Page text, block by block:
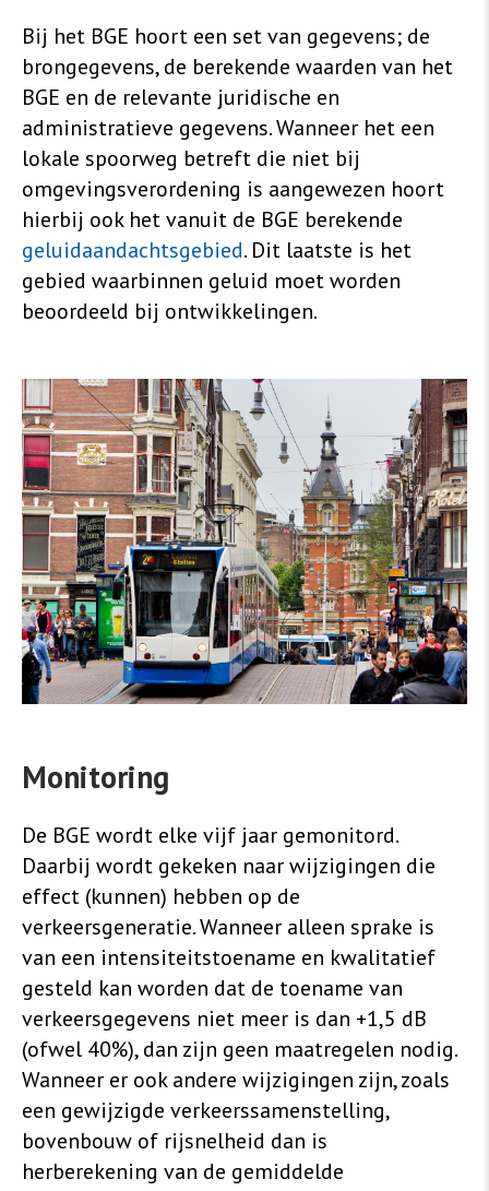
Bij het BGE hoort een set van gegevens; de
brongegevens, de berekende waarden van het
BGE en de relevante juridische en
administratieve gegevens. Wanneer het een
lokale spoorweg betreft die niet bij
omgevingsverordening is aangewezen hoort
hierbij ook het vanuit de BGE berekende
geluidaandachtsgebied. Dit laatste is het
gebied waarbinnen geluid moet worden
beoordeeld bij ontwikkelingen.
Monitoring
De BGE wordt elke vijf jaar gemonitord.
Daarbij wordt gekeken naar wijzigingen die
effect (kunnen) hebben op de
verkeersgeneratie. Wanneer alleen sprake is
van een intensiteitstoename en kwalitatief
gesteld kan worden dat de toename van
verkeersgegevens niet meer is dan +1,5 dB
(ofwel 40%), dan zijn geen maatregelen nodig.
Wanneer er ook andere wijzigingen zijn, zoals
een gewijzigde verkeerssamenstelling,
bovenbouw of rijsnelheid dan is
herberekening van de gemiddelde